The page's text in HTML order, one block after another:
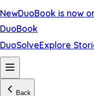
NewDuoBook is now
DuoBook
DuoSolveExplore
Back